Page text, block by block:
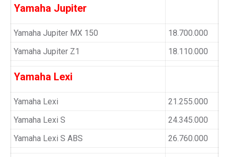
Yamaha Jupiter
Yamaha Jupiter MX 150
18.700.000
Yamaha Jupiter Z1
18.110.000
Yamaha Lexi
Yamaha Lexi
21.255.000
Yamaha Lexi S
24.345.000
Yamaha Lexi S ABS
26.760.000